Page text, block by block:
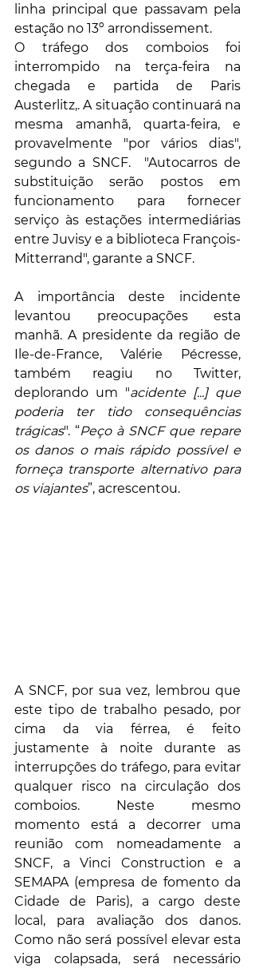
linha principal que passavam pela
estação no 13º arrondissement.
O tráfego dos comboios foi
interrompido na terça-feira na
chegada e partida de Paris
Austerlitz,. A situação continuará na
mesma amanhã, quarta-feira, e
provavelmente "por vários dias",
segundo a SNCF.  "Autocarros de
substituição serão postos em
funcionamento para fornecer
serviço às estações intermediárias
entre Juvisy e a biblioteca François-
Mitterrand", garante a SNCF.
A importância deste incidente
levantou preocupações esta
manhã. A presidente da região de
Ile-de-France, Valérie Pécresse,
também reagiu no Twitter,
deplorando um "acidente [...] que
poderia ter tido consequências
trágicas". “Peço à SNCF que repare
os danos o mais rápido possível e
forneça transporte alternativo para
os viajantes”, acrescentou.
A SNCF, por sua vez, lembrou que
este tipo de trabalho pesado, por
cima da via férrea, é feito
justamente à noite durante as
interrupções do tráfego, para evitar
qualquer risco na circulação dos
comboios. Neste mesmo
momento está a decorrer uma
reunião com nomeadamente a
SNCF, a Vinci Construction e a
SEMAPA (empresa de fomento da
Cidade de Paris), a cargo deste
local, para avaliação dos danos.
Como não será possível elevar esta
viga colapsada, será necessário